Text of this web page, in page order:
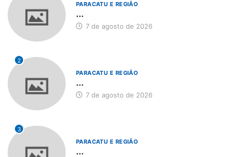
PARACATU E REGIÃO
...
7 de agosto de 2026
2
PARACATU E REGIÃO
...
7 de agosto de 2026
3
PARACATU E REGIÃO
...